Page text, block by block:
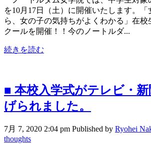
を10月17日（土）に開催いたします。
ら、女の子の気持ちがよくわかる」在校
クールを開催！！今のノートルダ...
続きを読む
■ 本校入学式がテレビ・
げられました。
7月 7, 2020 2:04 pm Published by Ryohei
thoughts